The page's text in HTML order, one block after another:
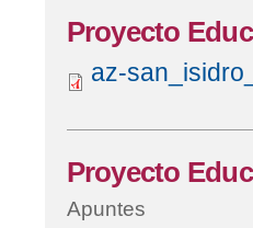
Proyecto
az-
Proyecto
Apuntes